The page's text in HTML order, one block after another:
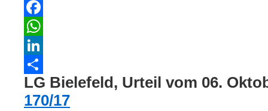
Facebook
WhatsApp
LinkedIn
Teilen
LG Bielefeld, Urteil vom 06.
170/17